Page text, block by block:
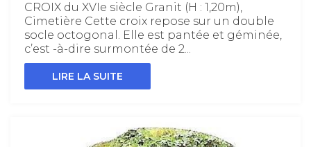
CROIX du XVIe siècle Granit (H : 1,20m),
Cimetière Cette croix repose sur un double
socle octogonal. Elle est pantée et géminée,
c’est -à-dire surmontée de 2...
LIRE LA SUITE